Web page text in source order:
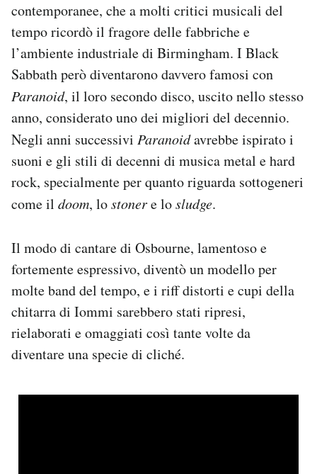
contemporanee, che a molti critici musicali del
tempo ricordò il fragore delle fabbriche e
l’ambiente industriale di Birmingham. I Black
Sabbath però diventarono davvero famosi con
Paranoid, il loro secondo disco, uscito nello stesso
anno, considerato uno dei migliori del decennio.
Negli anni successivi Paranoidavrebbe ispirato i
suoni e gli stili di decenni di musica metal e hard
rock, specialmente per quanto riguarda sottogeneri
come il doom, lostonere losludge.
Il modo di cantare di Osbourne, lamentoso e
fortemente espressivo, diventò un modello per
molte band del tempo, e i riff distorti e cupi della
chitarra di Iommi sarebbero stati ripresi,
rielaborati e omaggiati così tante volte da
diventare una specie di cliché.